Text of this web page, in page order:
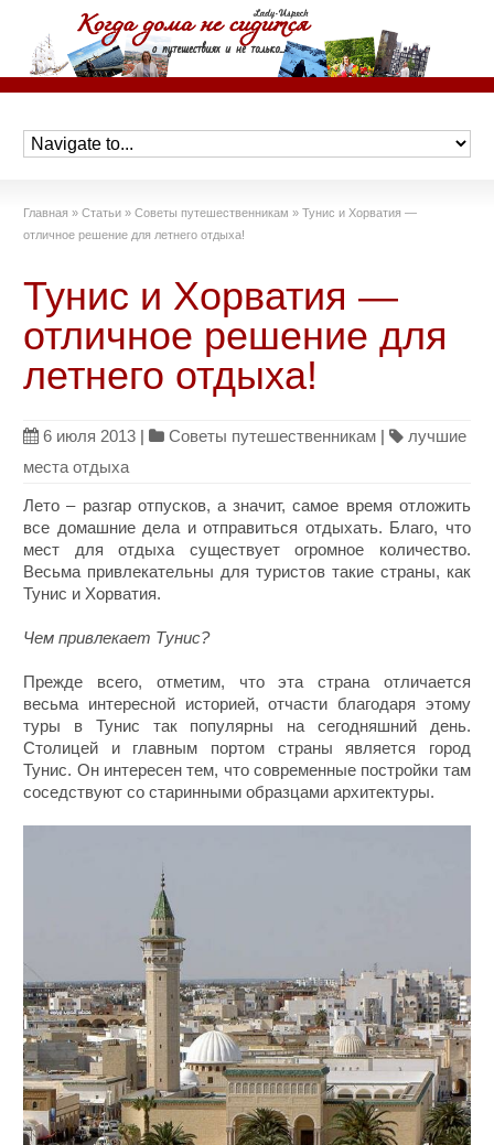
Главная » Статьи » Советы путешественникам » Тунис и Хорватия —
отличное решение для летнего отдыха!
Тунис и Хорватия —
отличное решение для
летнего отдыха!
6 июля 2013 | Советы путешественникам |
лучшие
места отдыха
Лето – разгар отпусков, а значит, самое время отложить
все домашние дела и отправиться отдыхать. Благо, что
мест для отдыха существует огромное количество.
Весьма привлекательны для туристов такие страны, как
Тунис и Хорватия.
Чем привлекает Тунис?
Прежде всего, отметим, что эта страна отличается
весьма интересной историей, отчасти благодаря этому
туры в Тунис так популярны на сегодняшний день.
Столицей и главным портом страны является город
Тунис. Он интересен тем, что современные постройки там
соседствуют со старинными образцами архитектуры.